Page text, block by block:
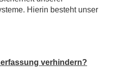
Hierin besteht unser
verhindern?